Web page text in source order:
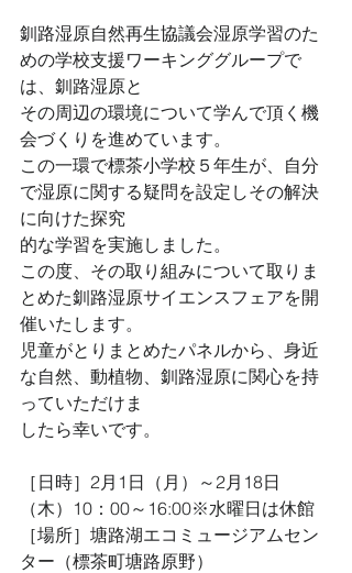
釧路湿原自然再生協議会湿原学習のた
めの学校支援ワーキンググループで
は、釧路湿原と
その周辺の環境について学んで頂く機
会づくりを進めています。
この一環で標茶小学校５年生が、自分
で湿原に関する疑問を設定しその解決
に向けた探究
的な学習を実施しました。
この度、その取り組みについて取りま
とめた釧路湿原サイエンスフェアを開
催いたします。
児童がとりまとめたパネルから、身近
な自然、動植物、釧路湿原に関心を持
っていただけま
したら幸いです。
［日時］2月1日（月）～2月18日
（木）10：00～16:00※水曜日は休館
［場所］塘路湖エコミュージアムセン
ター（標茶町塘路原野）